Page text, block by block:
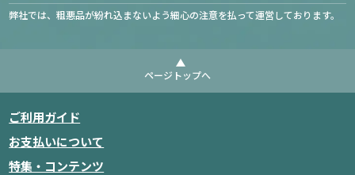
弊社では、粗悪品が紛れ込まないよう細心の注意を払って運営しております。
ページトップへ
ご利用ガイド
お支払いについて
特集・コンテンツ